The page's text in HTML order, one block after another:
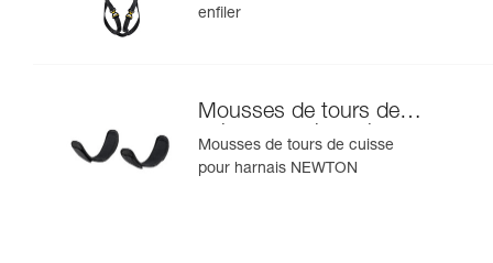
enfiler
Mousses de tours de
cuisse pour harnais
NEWTON®
Mousses de tours de cuisse
pour harnais NEWTON